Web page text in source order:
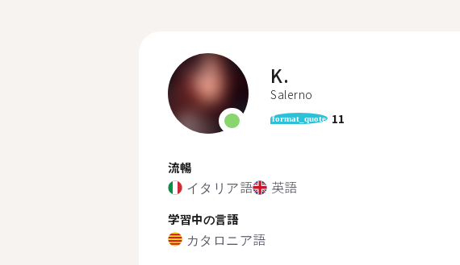
K.
Salerno
format_quote 11
流暢
イタリア語 英語
学習中の言語
カタロニア語